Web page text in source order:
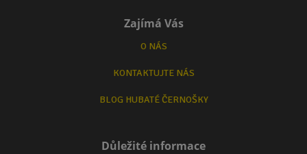
Zajímá Vás
O NÁS
KONTAKTUJTE NÁS
BLOG HUBATÉ ČERNOŠKY
Důležité informace